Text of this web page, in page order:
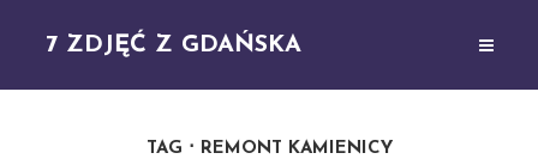
7 ZDJĘĆ Z GDAŃSKA
TAG REMONT KAMIENICY